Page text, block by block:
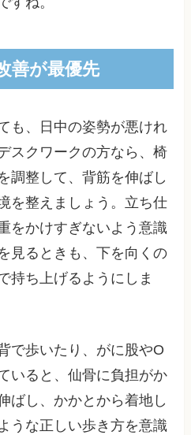
善が最優先
も、日中の姿勢が悪けれ
スクワークの方なら、椅
調整して、背筋を伸ばし
を整えましょう。立ち仕
をかけすぎないよう意識
見るときも、下を向くの
持ち上げるようにしま
で歩いたり、がに股やO
いると、仙骨に負担がか
ばし、かかとから着地し
うな正しい歩き方を意識